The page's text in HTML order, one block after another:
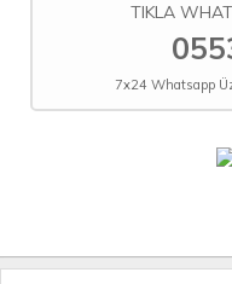
TIKLA
7x24 Whatsapp